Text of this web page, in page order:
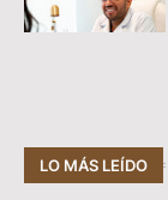
LO MÁS LEÍDO